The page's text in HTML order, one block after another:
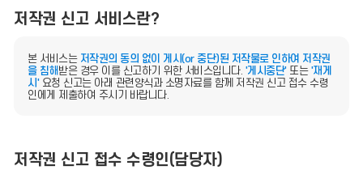
저작권 신고 서비스란?
본 서비스는 저작권의 동의 없이 게시(or 중단)된 저작물로 인하여 저작권
을 침해 받은 경우 이를 신고하기 위한 서비스입니다. '게시중단'또는 '재게
시'요청 신고는 아래 관련양식과 소명자료를 함께 저작권 신고 접수 수령
인에게 제출하여 주시기 바랍니다.
저작권 신고 접수 수령인(담당자)